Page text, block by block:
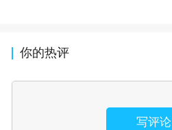
你的热评
写评论